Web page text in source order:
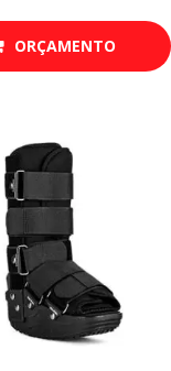
ORÇAMENTO